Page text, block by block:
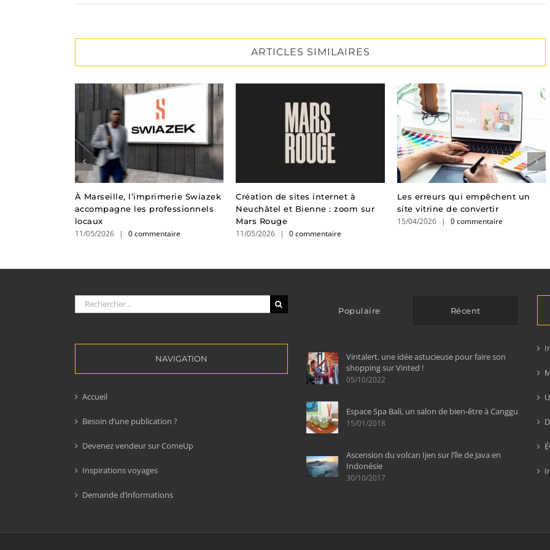
ARTICLES SIMILAIRES
À Marseille, l’imprimerie Swiazek
accompagne les professionnels
locaux
11/05/2026 | 0 commentaire
Création de sites internet à
Neuchâtel et Bienne : zoom sur
Mars Rouge
11/05/2026 | 0 commentaire
Les erreurs qui empêchent un
site vitrine de convertir
15/04/2026 | 0 commentaire
Rechercher:
NAVIGATION
Accueil
Besoin d’une publication ?
Devenez vendeur sur ComeUp
Inspirations voyages
Demande d’informations
Populaire Récent
Vintalert, une idée astucieuse pour faire son
shopping sur Vinted !
05/10/2022
Espace Spa Bali, un salon de bien-être à Canggu
15/01/2018
Ascension du volcan Ijen sur l’île de Java en
Indonésie
30/10/2017